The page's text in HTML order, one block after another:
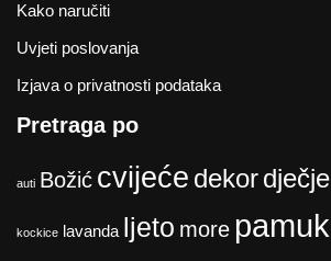
Kako naručiti
Uvjeti poslovanja
Izjava o privatnosti podataka
Pretraga po
auti Božić cvijeće dekordječje
kockice lavanda ljeto more pamuk